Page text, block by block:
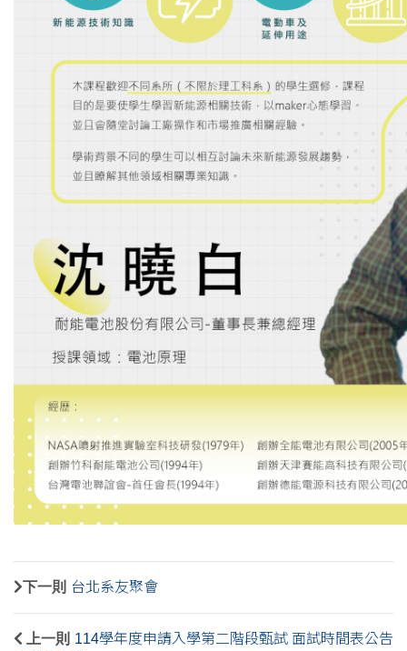
下一則 台北系友聚會
上一則 114學年度申請入學第二階段甄試 面試時間表公告